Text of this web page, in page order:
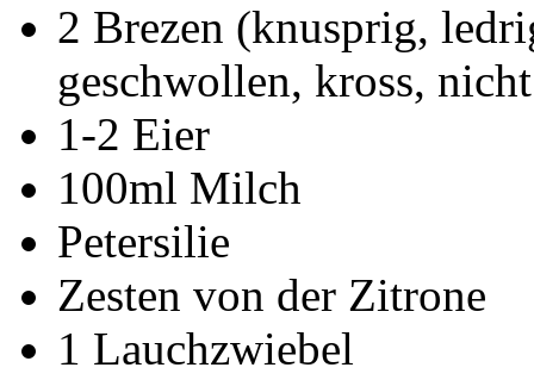
2 Brezen (knusprig,
geschwollen, kross,
1-2 Eier
100ml Milch
Petersilie
Zesten von der Zitrone
1 Lauchzwiebel